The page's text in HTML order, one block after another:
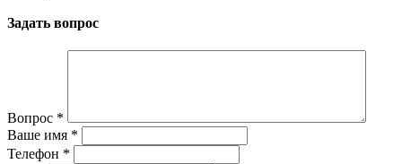
Задать вопрос
Вопрос *
Ваше имя *
Телефон *